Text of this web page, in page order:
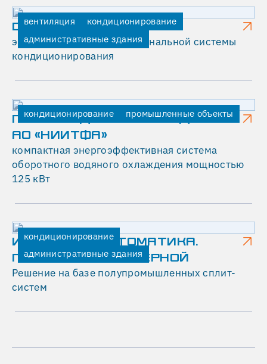
вентиляция
кондиционирование
административные здания
DIGITAL OCTOBER
экспресс-монтаж мультизональной системы
кондиционирования
кондиционирование промышленные объекты
ПРОИЗВОДСТВЕННОЕ ЗДАНИЕ
АО «НИИТФА»
компактная энергоэффективная система
оборотного водяного охлаждения мощностью
125 кВт
кондиционирование
административные здания
ИНВЕСТГАЗАВТОМАТИКА.
ПОМЕЩЕНИЕ СЕРВЕРНОЙ
Решение на базе полупромышленных сплит-
систем
поддерживает
стартапы
России
СНГ,
а
также
проводит
пресс-
конференции,
семинары
и
вопросам
инновационного
бизнеса
и
новых